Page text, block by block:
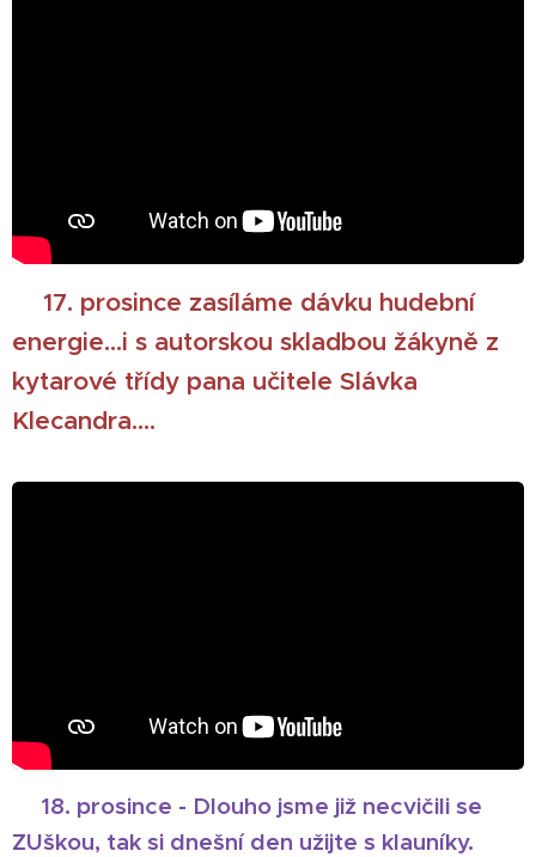
17. prosince zasíláme dávku hudební
energie...i s autorskou skladbou žákyně z
kytarové třídy pana učitele Slávka
Klecandra....
18. prosince - Dlouho jsme již necvičili se
ZUškou, tak si dnešní den užijte s klauníky.